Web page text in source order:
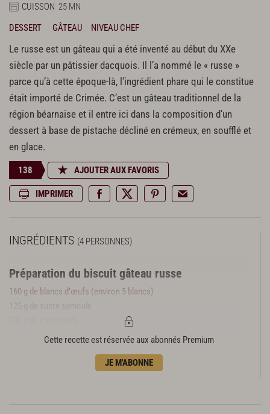
CUISSON 25 MN
DESSERT
GÂTEAU NIVEAU CHEF
Le russe est un gâteau qui a été inventé au début du XXe
siècle par un pâtissier dacquois. Il l’a nommé le « russe »
parce qu’à cette époque-là, l’ingrédient phare qui le constitue
était importé de Crimée. C’est un gâteau traditionnel de la
région béarnaise et il entre ici dans la composition d’un
dessert à base de pistache décliné en crémeux, en soufflé et
en glace.
138 AJOUTER AUX FAVORIS
IMPRIMER
INGRÉDIENTS (4 PERSONNES)
Préparation du biscuit gâteau russe
160 g de blancs d’œufs (environ 5 blancs)
40 g de farine
Préparation de la crème du gâteau russe
Cette recette est réservée aux abonnés Premium
JE M'ABONNE